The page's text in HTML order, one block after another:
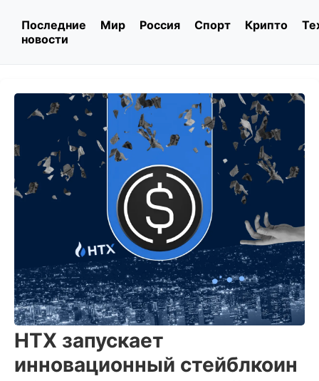
Последние
новости
Мир Россия Спорт Крипто
HTX запускает
инновационный стейблкоин